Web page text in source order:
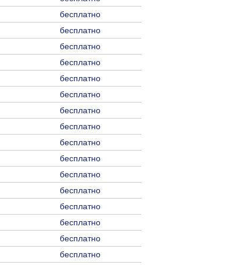
бесплатно
бесплатно
бесплатно
бесплатно
бесплатно
бесплатно
бесплатно
бесплатно
бесплатно
бесплатно
бесплатно
бесплатно
бесплатно
бесплатно
бесплатно
бесплатно